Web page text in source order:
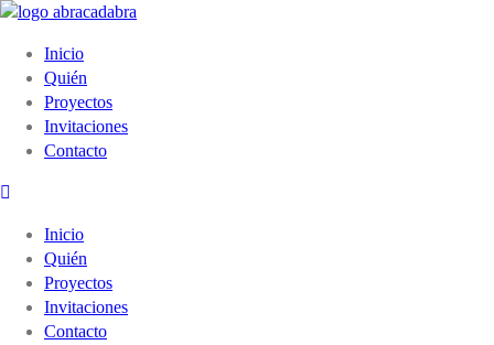
Inicio
Quién
Proyectos
Invitaciones
Contacto
Inicio
Quién
Proyectos
Invitaciones
Contacto